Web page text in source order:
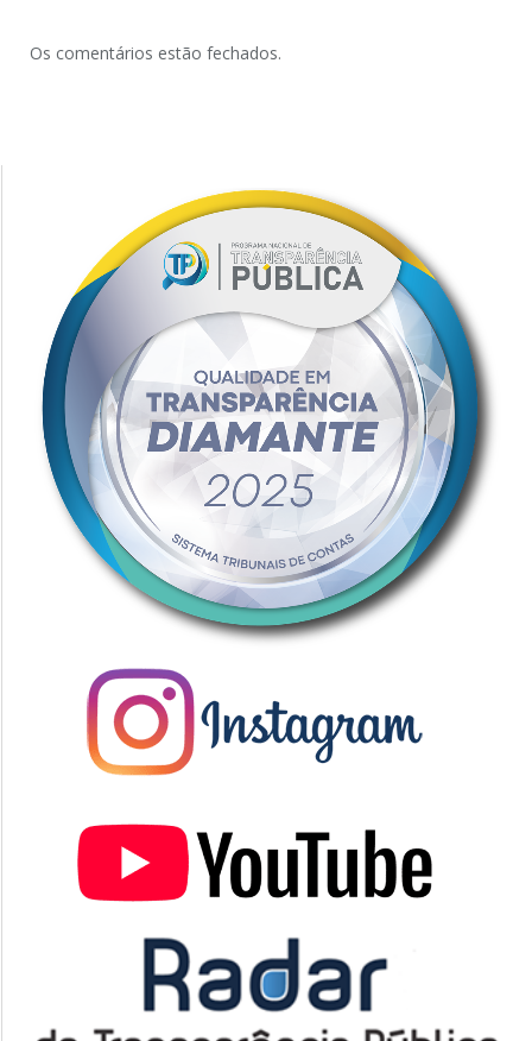
Os comentários estão fechados.